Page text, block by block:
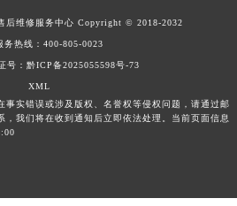
后维修服务中心 Copyright © 2018-2032
务热线： 400-805-0023
号：黔ICP备2025055598号-73
XML
事实错误或涉及版权、名誉权等侵权问题，请通过邮
，我们将在收到通知后立即依法处理。当前页面信息